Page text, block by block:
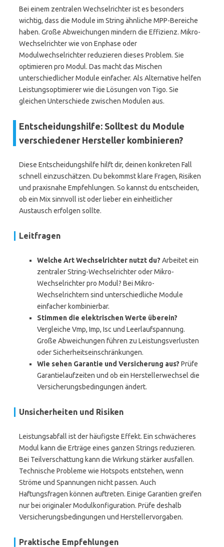
Bei einem zentralen Wechselrichter ist es besonders
wichtig, dass die Module im String ähnliche MPP-Bereiche
haben. Große Abweichungen mindern die Effizienz. Mikro-
Wechselrichter wie von Enphase oder
Modulwechselrichter reduzieren dieses Problem. Sie
optimieren pro Modul. Das macht das Mischen
unterschiedlicher Module einfacher. Als Alternative helfen
Leistungsoptimierer wie die Lösungen von Tigo. Sie
gleichen Unterschiede zwischen Modulen aus.
Entscheidungshilfe: Solltest du Module
verschiedener Hersteller kombinieren?
Diese Entscheidungshilfe hilft dir, deinen konkreten Fall
schnell einzuschätzen. Du bekommst klare Fragen, Risiken
und praxisnahe Empfehlungen. So kannst du entscheiden,
ob ein Mix sinnvoll ist oder lieber ein einheitlicher
Austausch erfolgen sollte.
Leitfragen
Welche Art Wechselrichter nutzt du? Arbeitet ein
zentraler String-Wechselrichter oder Mikro-
Wechselrichter pro Modul? Bei Mikro-
Wechselrichtern sind unterschiedliche Module
einfacher kombinierbar.
Stimmen die elektrischen Werte überein?
Vergleiche Vmp, Imp, Isc und Leerlaufspannung.
Große Abweichungen führen zu Leistungsverlusten
oder Sicherheitseinschränkungen.
Wie sehen Garantie und Versicherung aus? Prüfe
Garantielaufzeiten und ob ein Herstellerwechsel die
Versicherungsbedingungen ändert.
Unsicherheiten und Risiken
Leistungsabfall ist der häufigste Effekt. Ein schwächeres
Modul kann die Erträge eines ganzen Strings reduzieren.
Bei Teilverschattung kann die Wirkung stärker ausfallen.
Technische Probleme wie Hotspots entstehen, wenn
Ströme und Spannungen nicht passen. Auch
Haftungsfragen können auftreten. Einige Garantien greifen
nur bei originaler Modulkonfiguration. Prüfe deshalb
Versicherungsbedingungen und Herstellervorgaben.
Praktische Empfehlungen